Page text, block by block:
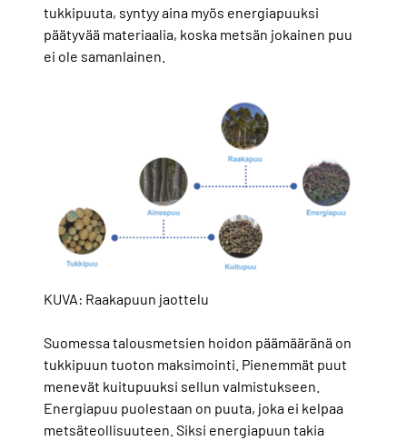
tukkipuuta, syntyy aina myös energiapuuksi
päätyvää materiaalia, koska metsän jokainen puu
ei ole samanlainen.
KUVA: Raakapuun jaottelu
Suomessa talousmetsien hoidon päämääränä on
tukkipuun tuoton maksimointi. Pienemmät puut
menevät kuitupuuksi sellun valmistukseen.
Energiapuu puolestaan on puuta, joka ei kelpaa
metsäteollisuuteen. Siksi energiapuun takia